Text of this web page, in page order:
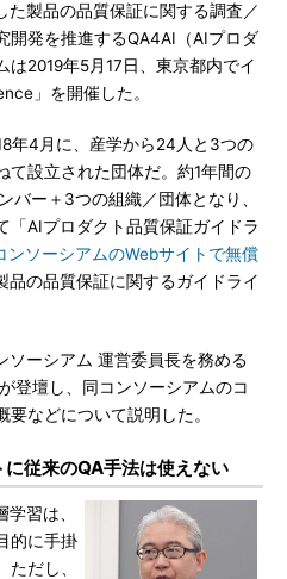
製品の品質保証に関する調査／
開発を推進するQA4AI（AIプロダ
は2019年5月17日、東京都内でイ
」を開催した。
年4月に、産学から24人と3つの
て設立された団体だ。約1年間の
バー＋3つの組織／団体となり、
「AIプロダクト品質保証ガイドラ
ンソーシアムのWebサイトで無償
品の品質保証に関するガイドライ
ーシアム 運営委員長を務める
登壇し、同コンソーシアムのコ
などについて説明した。
従来のQA手法は使えない
習は、
的に手掛
だし、